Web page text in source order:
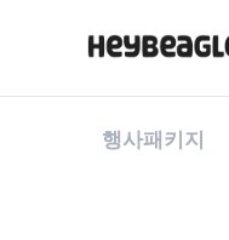
행사패키지